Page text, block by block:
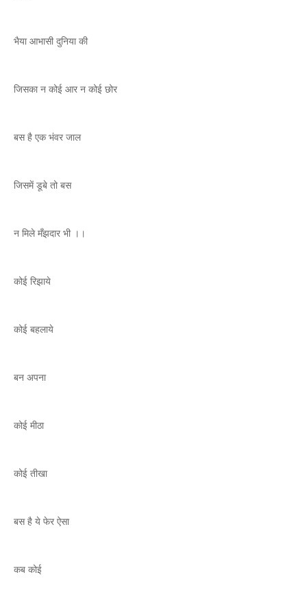
भैया आभासी दुनिया की
जिसका न कोई आर न कोई छोर
बस है एक भंवर जाल
जिसमें डूबे तो बस
न मिले मँझदार भी ।।
कोई रिझाये
कोई बहलाये
बन अपना
कोई मीठा
कोई तीखा
बस है ये फेर ऐसा
कब कोई